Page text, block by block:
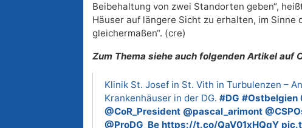
Beibehaltung von zwei Standorten geben“,
Häuser auf längere Sicht zu erhalten, im Sinne
gleichermaßen“. (cre)
Zum Thema siehe auch folgenden Artikel auf
Klinik St. Josef in St. Vith in Turbulenzen –
Krankenhäuser in der DG. #DG #Ostbelgien
@CoR_President @pascal_arimont
@ProDG_Be https://t.co/QaV01xHQqY